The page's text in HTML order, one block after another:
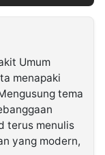
Umum
menapaki
tema
terus menulis
yang modern,